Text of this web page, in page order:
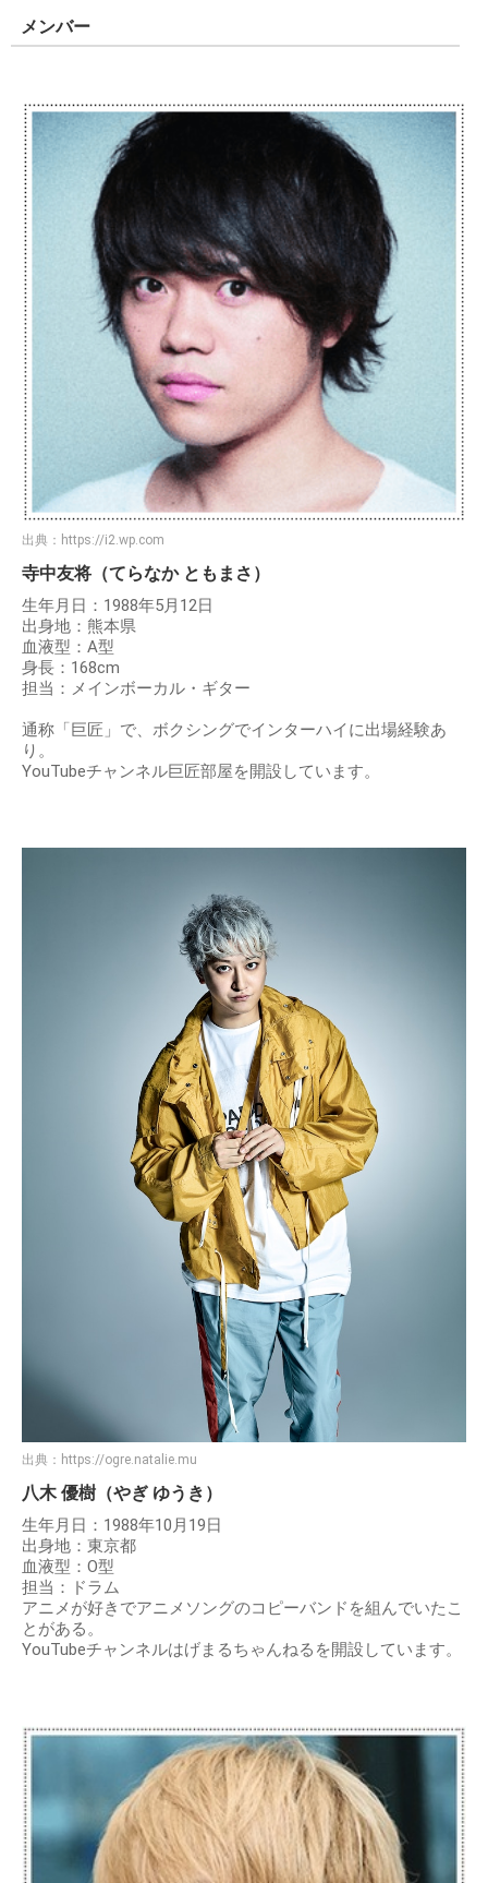
メンバー
出典： https://i2.wp.com
寺中友将（てらなか ともまさ）
生年月日：1988年5月12日
出身地：熊本県
血液型：A型
身長：168cm
担当：メインボーカル・ギター
通称「巨匠」で、ボクシングでインターハイに出場経験あ
り。
YouTubeチャンネル巨匠部屋を開設しています。
出典： https://ogre.natalie.mu
八木 優樹（やぎ ゆうき）
生年月日：1988年10月19日
出身地：東京都
血液型：O型
担当：ドラム
アニメが好きでアニメソングのコピーバンドを組んでいたこ
とがある。
YouTubeチャンネルはげまるちゃんねるを開設しています。